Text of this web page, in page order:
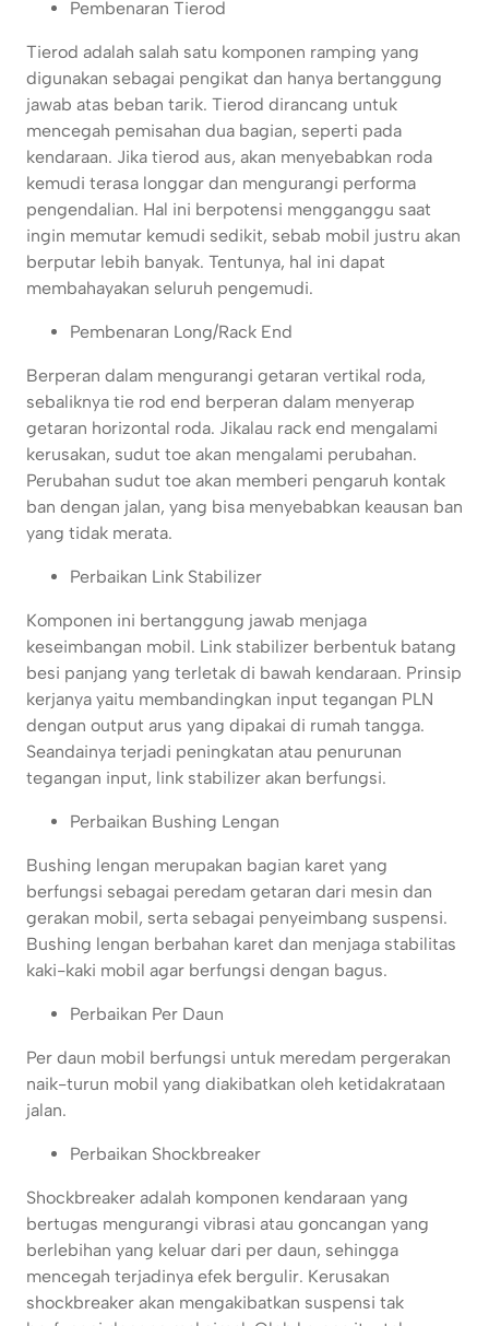
Pembenaran Tierod
Tierod adalah salah satu komponen ramping yang
digunakan sebagai pengikat dan hanya bertanggung
jawab atas beban tarik. Tierod dirancang untuk
mencegah pemisahan dua bagian, seperti pada
kendaraan. Jika tierod aus, akan menyebabkan roda
kemudi terasa longgar dan mengurangi performa
pengendalian. Hal ini berpotensi mengganggu saat
ingin memutar kemudi sedikit, sebab mobil justru akan
berputar lebih banyak. Tentunya, hal ini dapat
membahayakan seluruh pengemudi.
Pembenaran Long/Rack End
Berperan dalam mengurangi getaran vertikal roda,
sebaliknya tie rod end berperan dalam menyerap
getaran horizontal roda. Jikalau rack end mengalami
kerusakan, sudut toe akan mengalami perubahan.
Perubahan sudut toe akan memberi pengaruh kontak
ban dengan jalan, yang bisa menyebabkan keausan ban
yang tidak merata.
Perbaikan Link Stabilizer
Komponen ini bertanggung jawab menjaga
keseimbangan mobil. Link stabilizer berbentuk batang
besi panjang yang terletak di bawah kendaraan. Prinsip
kerjanya yaitu membandingkan input tegangan PLN
dengan output arus yang dipakai di rumah tangga.
Seandainya terjadi peningkatan atau penurunan
tegangan input, link stabilizer akan berfungsi.
Perbaikan Bushing Lengan
Bushing lengan merupakan bagian karet yang
berfungsi sebagai peredam getaran dari mesin dan
gerakan mobil, serta sebagai penyeimbang suspensi.
Bushing lengan berbahan karet dan menjaga stabilitas
kaki-kaki mobil agar berfungsi dengan bagus.
Perbaikan Per Daun
Per daun mobil berfungsi untuk meredam pergerakan
naik-turun mobil yang diakibatkan oleh ketidakrataan
jalan.
Perbaikan Shockbreaker
Shockbreaker adalah komponen kendaraan yang
bertugas mengurangi vibrasi atau goncangan yang
berlebihan yang keluar dari per daun, sehingga
mencegah terjadinya efek bergulir. Kerusakan
shockbreaker akan mengakibatkan suspensi tak